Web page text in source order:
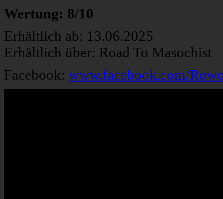
Wertung: 8/10
Erhältlich ab: 13.06.2025
Erhältlich über: Road To Masochist
Facebook: www.facebook.com/